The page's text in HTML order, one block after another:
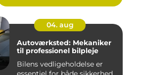
04. aug
Autoværksted: Mekaniker
til professionel bilpleje
Bilens vedligeholdelse er